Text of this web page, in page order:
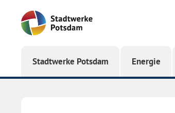
Startseite
Stadtwerke Potsdam Energie